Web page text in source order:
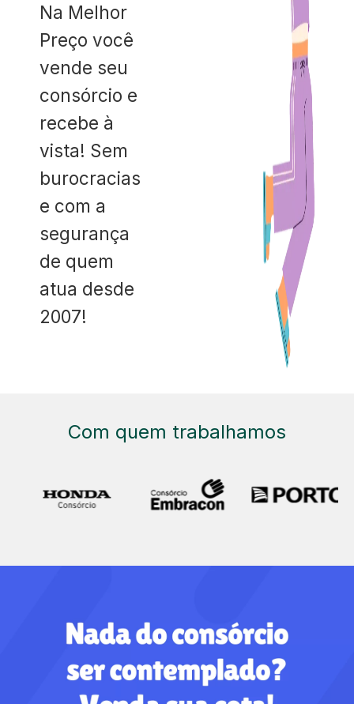
Na Melhor
Preço você
vende seu
consórcio e
recebe à
vista! Sem
burocracias
e com a
segurança
de quem
atua desde
2007!
Com quem trabalhamos